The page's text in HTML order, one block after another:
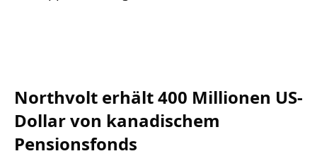
Northvolt erhält 400 Millionen US-
Dollar von kanadischem
Pensionsfonds